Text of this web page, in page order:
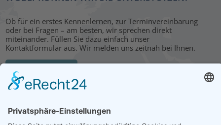
Ob für ein erstes Kennenlernen, zur Terminvereinbarung
oder bei Fragen – am besten, wir sprechen direkt
miteinander. Füllen Sie dazu einfach unser
Kontaktformular aus. Wir melden uns zeitnah bei Ihnen.
HAUPTBÜRO: LEIPZIG